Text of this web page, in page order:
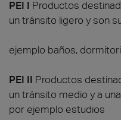
PEI I Productos
un tránsito ligero y son
ejemplo baños,
PEI II Productos
un tránsito medio y a
por ejemplo estudios